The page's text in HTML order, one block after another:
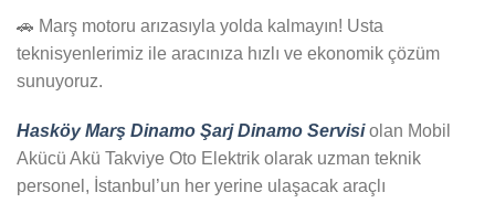
🚗 Marş motoru arızasıyla yolda kalmayın! Usta
teknisyenlerimiz ile aracınıza hızlı ve ekonomik çözüm
sunuyoruz.
Hasköy Marş Dinamo Şarj Dinamo Servisiolan Mobil
Akücü Akü Takviye Oto Elektrik olarak uzman teknik
personel, İstanbul’un her yerine ulaşacak araçlı